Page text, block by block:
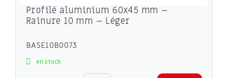
Profilé aluminium 60x45 mm –
Rainure 10 mm – Léger
BASE10B0073
en stock